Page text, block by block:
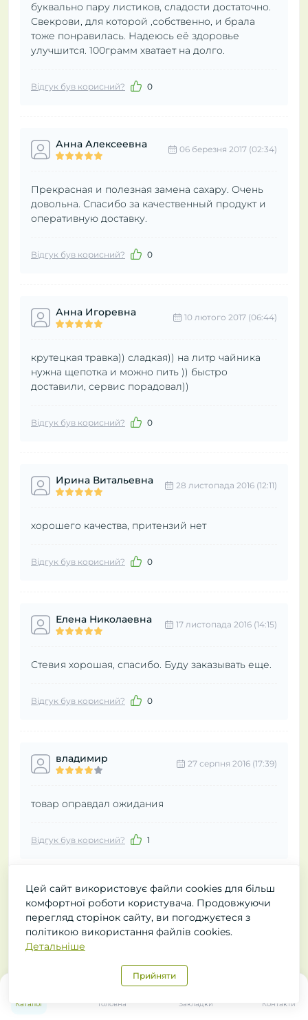
Каталог Головна Закладки Контакти
буквально пару листиков, сладости достаточно.
Свекрови, для которой ,собственно, и брала
тоже понравилась. Надеюсь её здоровье
улучшится. 100грамм хватает на долго.
Відгук був корисний? 0
Анна Алексеевна 06 березня 2017 (02:34)
Прекрасная и полезная замена сахару. Очень
довольна. Спасибо за качественный продукт и
оперативную доставку.
Відгук був корисний? 0
Анна Игоревна 10 лютого 2017 (06:44)
крутецкая травка)) сладкая)) на литр чайника
нужна щепотка и можно пить )) быстро
доставили, сервис порадовал))
Відгук був корисний? 0
Ирина Витальевна 28 листопада 2016 (12:11)
хорошего качества, притензий нет
Відгук був корисний? 0
Елена Николаевна 17 листопада 2016 (14:15)
Стевия хорошая, спасибо. Буду заказывать еще.
Відгук був корисний? 0
владимир 27 серпня 2016 (17:39)
товар оправдал ожидания
Відгук був корисний? 1
Питання та відповіді
Додайте питання, і ми відповімо найближчим часом.
+ Додати питання
Цей сайт використовує файли cookies для більш
комфортної роботи користувача. Продовжуючи
перегляд сторінок сайту, ви погоджуєтеся з
політикою використання файлів cookies.
Детальніше
Прийняти